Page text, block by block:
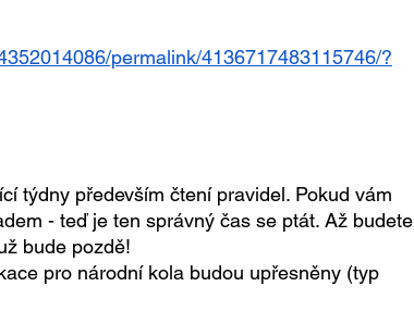
permalink/4136717483115746/?
týdny především čtení pravidel. Pokud vám
- teď je ten správný čas se ptát. Až budete
bude pozdě!
pro národní kola budou upřesněny (typ